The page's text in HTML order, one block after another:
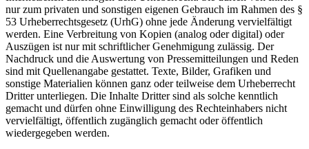
nur zum privaten und sonstigen eigenen Gebrauch im Rahmen des §
53 Urheberrechtsgesetz (UrhG) ohne jede Änderung vervielfältigt
werden. Eine Verbreitung von Kopien (analog oder digital) oder
Auszügen ist nur mit schriftlicher Genehmigung zulässig. Der
Nachdruck und die Auswertung von Pressemitteilungen und Reden
sind mit Quellenangabe gestattet. Texte, Bilder, Grafiken und
sonstige Materialien können ganz oder teilweise dem Urheberrecht
Dritter unterliegen. Die Inhalte Dritter sind als solche kenntlich
gemacht und dürfen ohne Einwilligung des Rechteinhabers nicht
vervielfältigt, öffentlich zugänglich gemacht oder öffentlich
wiedergegeben werden.